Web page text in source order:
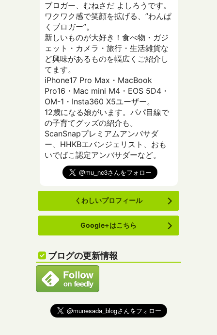
ブロガー、むねさだ よしろうです。
ワクワク感で笑顔を拡げる、”わんぱ
くブロガー”。
新しいものが大好き！食べ物・ガジ
ェット・カメラ・旅行・生活雑貨な
ど興味があるものを幅広くご紹介し
てます。
iPhone17 Pro Max・MacBook
Pro16・Mac mini M4・EOS 5D4・
OM-1・Insta360 X5ユーザー。
12歳になる娘がいます。パパ目線で
の子育てグッズの紹介も。
ScanSnapプレミアムアンバサダ
ー、HHKBエバンジェリスト、おも
いでばこ認定アンバサダーなど。
くわしいプロフィール
Google+はこちら
ブログの更新情報